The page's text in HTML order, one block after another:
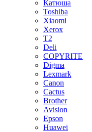
Катюша
Toshiba
Xiaomi
Xerox
T2
Deli
COPYRITE
Digma
Lexmark
Canon
Cactus
Brother
Avision
Epson
Huawei